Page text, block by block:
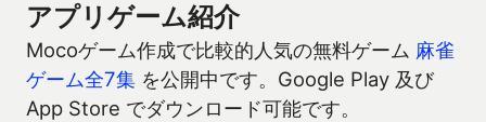
アプリゲーム紹介
Mocoゲーム作成で比較的人気の無料ゲーム 麻雀
ゲーム全7集 を公開中です。Google Play 及び
App Store でダウンロード可能です。